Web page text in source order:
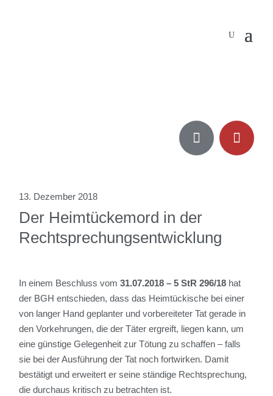
13. Dezember 2018
Der Heimtückemord in der
Rechtsprechungsentwicklung
In einem Beschluss vom31.07.2018 – 5 StR 296/18 hat
der BGH entschieden, dass das Heimtückische bei einer
von langer Hand geplanter und vorbereiteter Tat gerade in
den Vorkehrungen, die der Täter ergreift, liegen kann, um
eine günstige Gelegenheit zur Tötung zu schaffen – falls
sie bei der Ausführung der Tat noch fortwirken. Damit
bestätigt und erweitert er seine ständige Rechtsprechung,
die durchaus kritisch zu betrachten ist.